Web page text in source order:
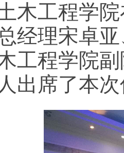
木工程学
经理宋卓
工程学院
出席了本